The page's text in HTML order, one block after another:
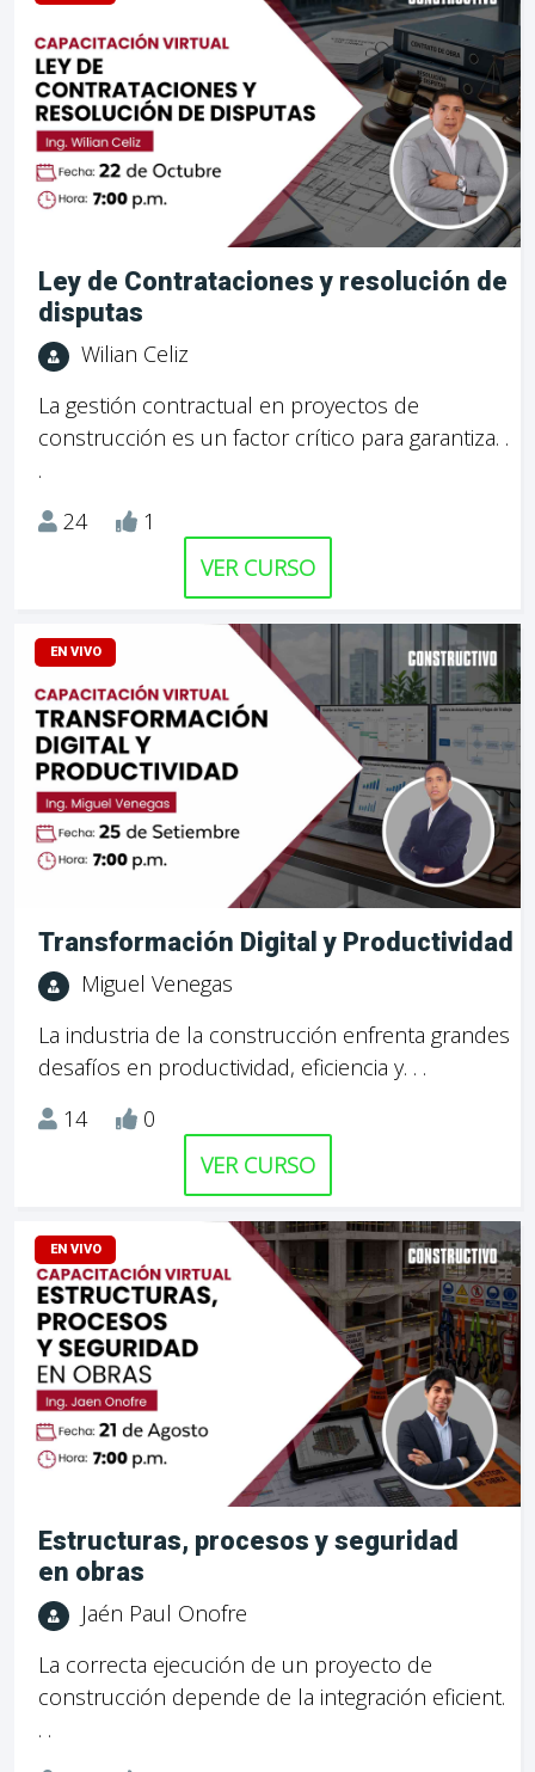
Ley de Contrataciones y resolución de
disputas
Wilian Celiz
La gestión contractual en proyectos de
construcción es un factor crítico para garantiza. .
.
24
1
VER CURSO
EN VIVO
Transformación Digital y Productividad
Miguel Venegas
La industria de la construcción enfrenta grandes
desafíos en productividad, eficiencia y. . .
14
0
VER CURSO
EN VIVO
Estructuras, procesos y seguridad
en obras
Jaén Paul Onofre
La correcta ejecución de un proyecto de
construcción depende de la integración eficient.
. .